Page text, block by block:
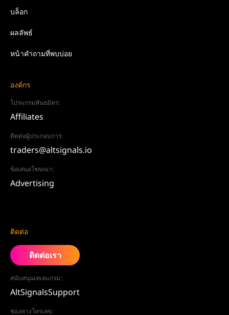
บล็อก
ผลลัพธ์
หน้าคำถามที่พบบ่อย
องค์กร
โปรแกรมพันธมิตร:
Affiliates
ติดต่อผู้ประกอบการ:
traders@altsignals.io
ข้อเสนอโฆษณา:
Advertising
ติดต่อ
ติดต่อเรา
สนับสนุนเทเลแกรม:
AltSignalsSupport
ช่องทางโทรเลข: